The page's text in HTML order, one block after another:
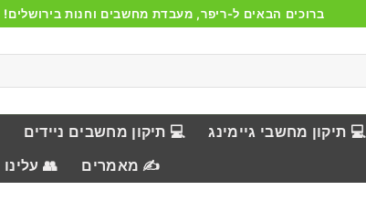
ברוכים הבאים ל-ריפר, מעבדת מחשבים וחנות בירושלים!
💻 תיקון מחשבי גיימינג 💻 תיקון מחשבים ניידים
✍️ מאמרים
👥 עלינו